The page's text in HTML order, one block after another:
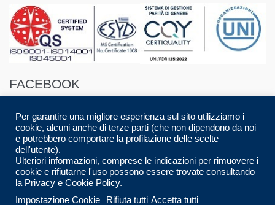
FACEBOOK
© 2016 Spazio88 S.r.l. p.i. 08283280017 | Developed by Luca Musolino|
Designed byAdContent |All Rights Reserved.
CHECKOUT
CARRELLO
Per garantire una migliore esperienza sul sito utilizziamo i
cookie, alcuni anche di terze parti (che non dipendono da noi
e potrebbero comportare la profilazione delle scelte
dell'utente).
Ulteriori informazioni, comprese le indicazioni per rimuovere i
cookie e rifiutarne l'uso possono essere trovate consultando
la Privacy e Cookie Policy.
Impostazione Cookie
Rifiuta tutti Accetta tutti